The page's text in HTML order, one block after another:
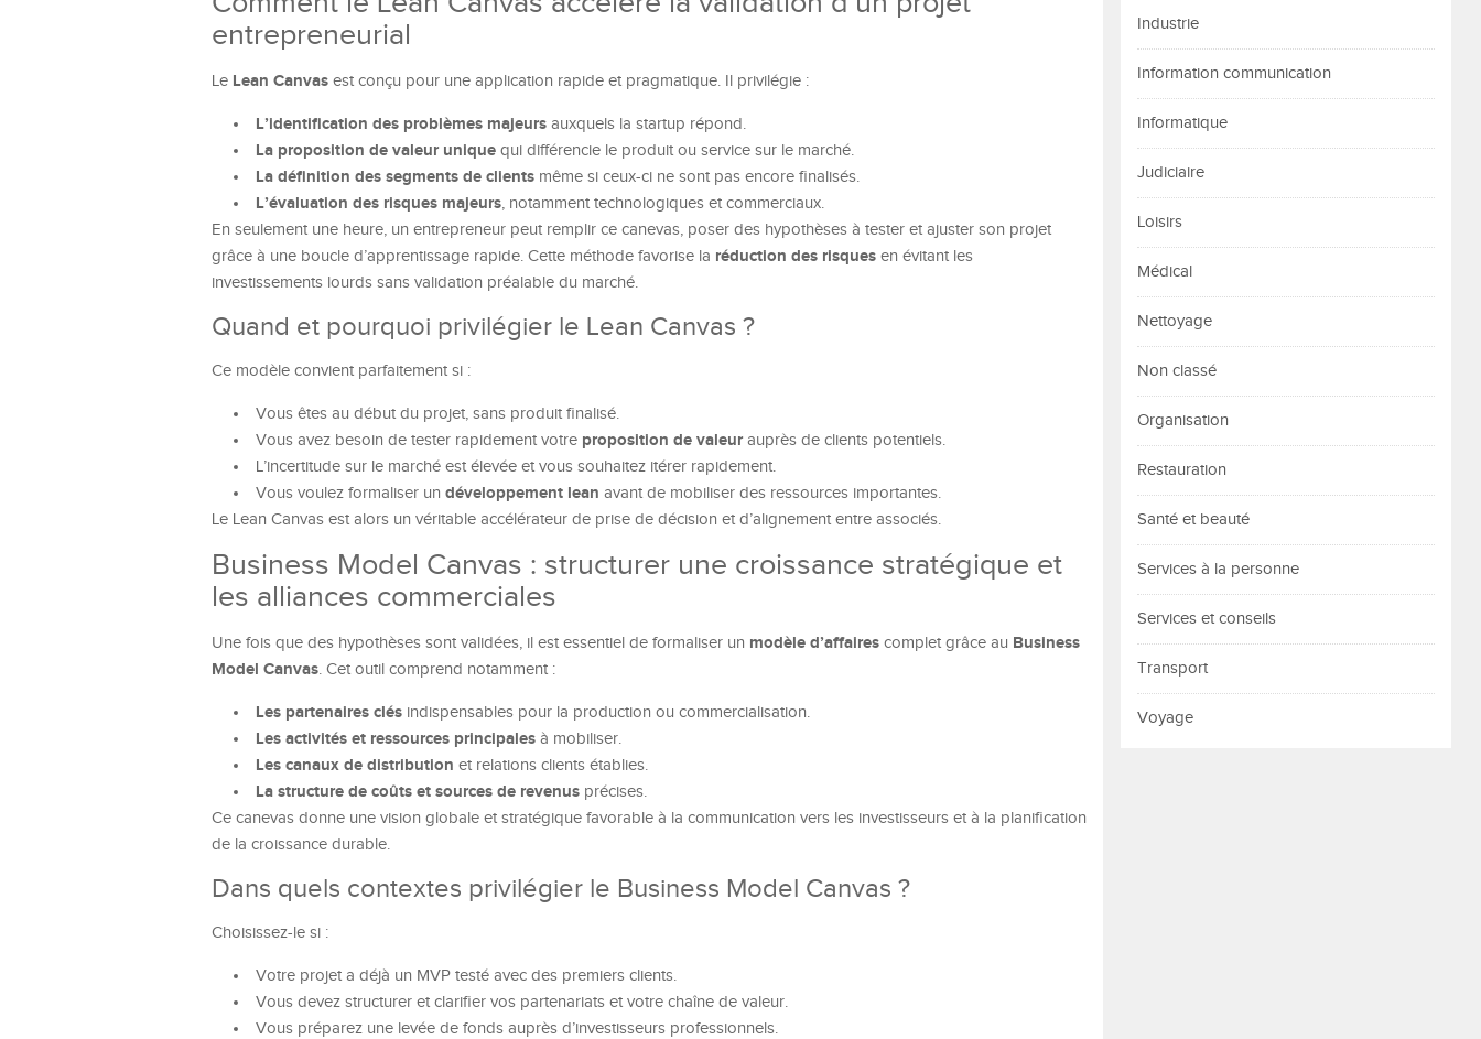
entrepreneurial
Le Lean Canvas est conçu pour une application rapide et pragmatique. Il privilégie :
L’identification des problèmes majeurs auxquels la startup répond.
La proposition de valeur unique qui différencie le produit ou service sur le marché.
La définition des segments de clients même si ceux-ci ne sont pas encore finalisés.
L’évaluation des risques majeurs, notamment technologiques et commerciaux.
En seulement une heure, un entrepreneur peut remplir ce canevas, poser des hypothèses à tester et ajuster son projet
grâce à une boucle d’apprentissage rapide. Cette méthode favorise la réduction des risques en évitant les
investissements lourds sans validation préalable du marché.
Quand et pourquoi privilégier le Lean Canvas ?
Ce modèle convient parfaitement si :
Vous êtes au début du projet, sans produit finalisé.
Vous avez besoin de tester rapidement votre proposition de valeurauprès de clients potentiels.
L’incertitude sur le marché est élevée et vous souhaitez itérer rapidement.
Vous voulez formaliser un développement lean avant de mobiliser des ressources importantes.
Le Lean Canvas est alors un véritable accélérateur de prise de décision et d’alignement entre associés.
Business Model Canvas : structurer une croissance stratégique et
les alliances commerciales
Une fois que des hypothèses sont validées, il est essentiel de formaliser un modèle d’affaires complet grâce au Business
Model Canvas. Cet outil comprend notamment :
Les partenaires clés indispensables pour la production ou commercialisation.
Les activités et ressources principales à mobiliser.
Les canaux de distribution et relations clients établies.
La structure de coûts et sources de revenus précises.
Ce canevas donne une vision globale et stratégique favorable à la communication vers les investisseurs et à la planification
de la croissance durable.
Dans quels contextes privilégier le Business Model Canvas ?
Choisissez-le si :
Votre projet a déjà un MVP testé avec des premiers clients.
Vous devez structurer et clarifier vos partenariats et votre chaîne de valeur.
Vous préparez une levée de fonds auprès d’investisseurs professionnels.
Industrie
Information communication
Informatique
Judiciaire
Loisirs
Médical
Nettoyage
Non classé
Organisation
Restauration
Santé et beauté
Services à la personne
Services et conseils
Transport
Voyage